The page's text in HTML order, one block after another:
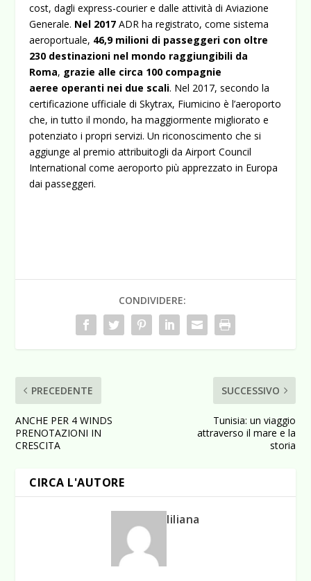
cost, dagli express-courier e dalle attività di Aviazione
Generale. Nel 2017 ADR ha registrato, come sistema
aeroportuale, 46,9 milioni di passeggeri con oltre
230 destinazioni nel mondo raggiungibili da
Roma, grazie alle circa 100 compagnie
aeree operanti nei due scali. Nel 2017, secondo la
certificazione ufficiale di Skytrax, Fiumicino è l’aeroporto
che, in tutto il mondo, ha maggiormente migliorato e
potenziato i propri servizi. Un riconoscimento che si
aggiunge al premio attribuitogli da Airport Council
International come aeroporto più apprezzato in Europa
dai passeggeri.
CONDIVIDERE:
PRECEDENTE
ANCHE PER 4 WINDS
PRENOTAZIONI IN
CRESCITA
SUCCESSIVO
Tunisia: un viaggio
attraverso il mare e la
storia
CIRCA L'AUTORE
liliana